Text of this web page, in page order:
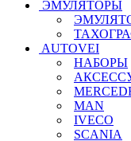
ЭМУЛЯТОРЫ
AUTOVEI
НАБОРЫ
MAN
IVECO
SCANIA